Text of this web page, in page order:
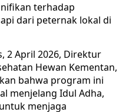
terhadap
dari peternak lokal di
2 April 2026, Direktur
Hewan Kementan,
bahwa program ini
menjelang Idul Adha,
menjaga